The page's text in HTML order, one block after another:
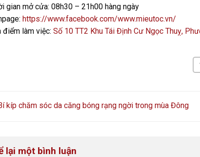
gian mở cửa: 08h30 – 21h00 hàng ngày
https://www.facebook.com/www.mieutoc.vn/
điểm làm việc: Số 10 TT2 Khu Tái Định Cư Ngọc Thuỵ,
kíp chăm sóc da căng bóng rạng ngời trong mùa Đông
lại một bình luận